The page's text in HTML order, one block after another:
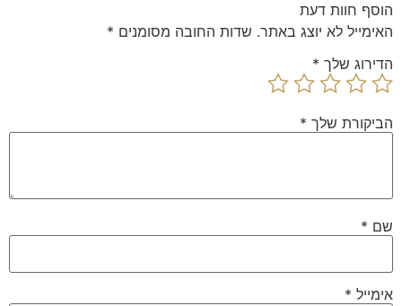
הוסף חוות דעת
האימייל לא יוצג באתר. שדות החובה מסומנים *
הדירוג שלך *
הביקורת שלך *
שם *
אימייל *